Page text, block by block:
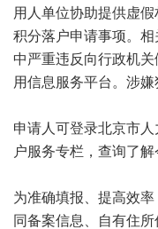
用人单位协助提供虚
积分落户申请事项。
中严重违反向行政机
用信息服务平台。涉
申请人可登录北京市
户服务专栏，查询了
为准确填报、提高效
同备案信息、自有住